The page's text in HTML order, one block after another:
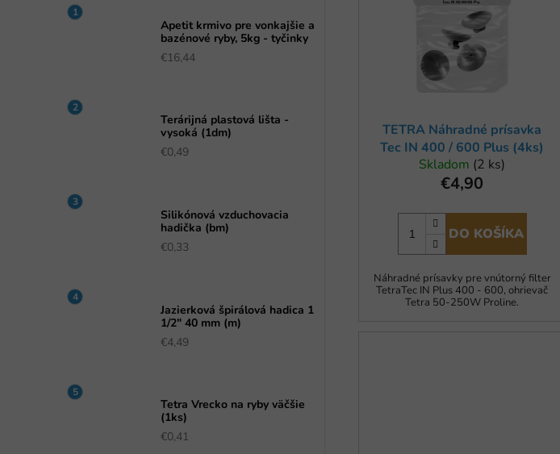
Apetit krmivo pre vonkajšie a
bazénové ryby, 5kg - tyčinky
€16,44
Terárijná plastová lišta -
vysoká (1dm)
€0,49
Silikónová vzduchovacia
hadička (bm)
€0,33
Jazierková špirálová hadica 1
1/2" 40 mm (m)
€4,49
Tetra Vrecko na ryby väčšie
(1ks)
€0,41
TETRA Náhradné prísavka
Tec IN 400 / 600 Plus (4ks)
Skladom (2 ks)
€4,90
DO KOŠÍKA
Náhradné prísavky pre vnútorný filter
TetraTec IN Plus 400 - 600, ohrievač
Tetra 50-250W Proline.